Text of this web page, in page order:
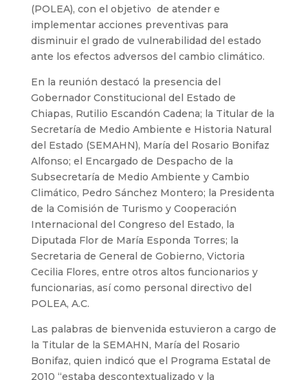
(POLEA), con el objetivo de atender e
implementar acciones preventivas para
disminuir el grado de vulnerabilidad del estado
ante los efectos adversos del cambio climático.
En la reunión destacó la presencia del
Gobernador Constitucional del Estado de
Chiapas, Rutilio Escandón Cadena; la Titular de la
Secretaría de Medio Ambiente e Historia Natural
del Estado (SEMAHN), María del Rosario Bonifaz
Alfonso; el Encargado de Despacho de la
Subsecretaría de Medio Ambiente y Cambio
Climático, Pedro Sánchez Montero; la Presidenta
de la Comisión de Turismo y Cooperación
Internacional del Congreso del Estado, la
Diputada Flor de María Esponda Torres; la
Secretaria de General de Gobierno, Victoria
Cecilia Flores, entre otros altos funcionarios y
funcionarias, así como personal directivo del
POLEA, A.C.
Las palabras de bienvenida estuvieron a cargo de
la Titular de la SEMAHN, María del Rosario
Bonifaz, quien indicó que el Programa Estatal de
2010 “estaba descontextualizado y la